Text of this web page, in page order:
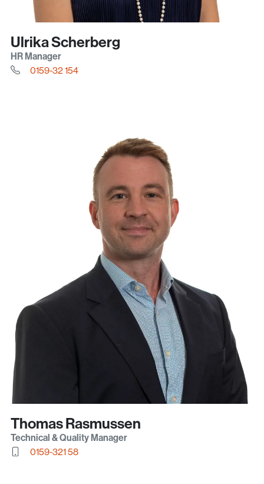
Ulrika Scherberg
HR Manager
0159-32 154
Thomas Rasmussen
Technical & Quality Manager
0159-321 58